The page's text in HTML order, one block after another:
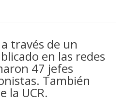
través de un
en las redes
47 jefes
También
la UCR.